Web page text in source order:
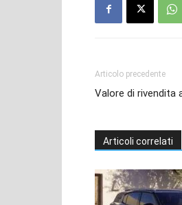
Articolo precedente
Valore di rivendita
Articoli correlati